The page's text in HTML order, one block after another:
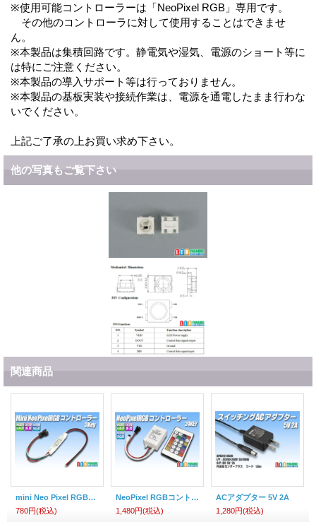
※使用可能コントローラーは「NeoPixel RGB」専用です。
その他のコントローラに対して使用することはできませ
ん。
※本製品は集積回路です。静電気や湿気、電源のショート等に
は特にご注意ください。
※本製品の導入サポート等は行っておりません。
※本製品の基板実装や接続作業は、電源を通電したまま行わな
いでください。
上記ご了承の上お買い求め下さい。
他の写真もご覧下さい
関連商品
mini Neo Pixel RGBコントローラー 3KEY
780円(税込)
NeoPixel RGBコントローラー 24KEY
1,480円(税込)
ACアダプター 5V 2A
1,280円(税込)